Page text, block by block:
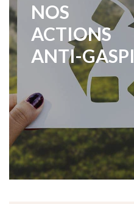
NOS
ACTIONS
ANTI-GASPI